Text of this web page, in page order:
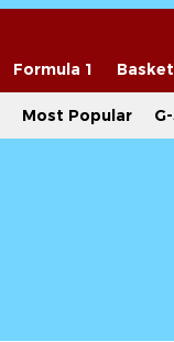
Formula 1 Basket
Most Popular